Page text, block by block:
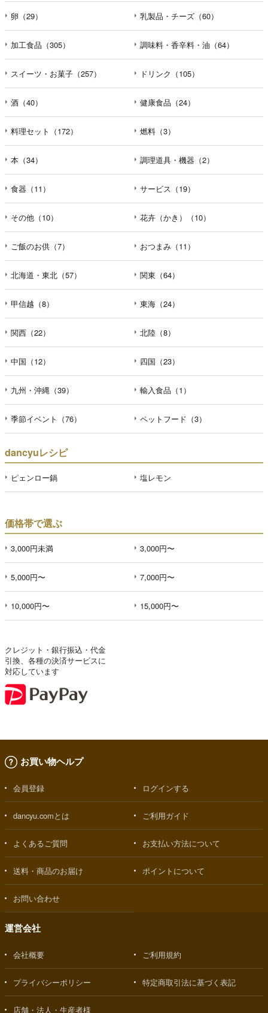
卵（29） 乳製品・チーズ（60）
加工食品（305） 調味料・香辛料・油（64）
スイーツ・お菓子（257） ドリンク（105）
酒（40） 健康食品（24）
料理セット（172） 燃料（3）
本（34） 調理道具・機器（2）
食器（11） サービス（19）
その他（10） 花卉（かき）（10）
ご飯のお供（7） おつまみ（11）
北海道・東北（57） 関東（64）
甲信越（8） 東海（24）
関西（22） 北陸（8）
中国（12） 四国（23）
九州・沖縄（39） 輸入食品（1）
季節イベント（76） ペットフード（3）
dancyuレシピ
ピェンロー鍋 塩レモン
価格帯で選ぶ
3,000円未満 3,000円〜
5,000円〜 7,000円〜
10,000円〜 15,000円〜
クレジット・銀行振込・代金
引換、各種の決済サービスに
対応しています
お買い物ヘルプ
会員登録 ログインする
dancyu.comとは ご利用ガイド
よくあるご質問 お支払い方法について
送料・商品のお届け ポイントについて
お問い合わせ
運営会社
会社概要 ご利用規約
プライバシーポリシー 特定商取引法に基づく表記
店舗・法人・生産者様